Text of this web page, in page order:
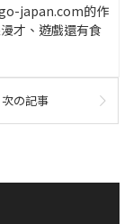
japan.com的作
才、遊戲還有食
次の記事